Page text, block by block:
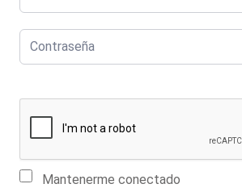
Mantenerme conectado